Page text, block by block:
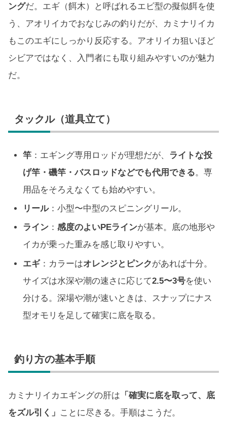
ングだ。エギ（餌木）と呼ばれるエビ型の擬似餌を使
う、アオリイカでおなじみの釣りだが、カミナリイカ
もこのエギにしっかり反応する。アオリイカ狙いほど
シビアではなく、入門者にも取り組みやすいのが魅力
だ。
タックル（道具立て）
竿 ：エギング専用ロッドが理想だが、 ライトな投
げ竿・磯竿・バスロッドなどでも代用できる。専
用品をそろえなくても始めやすい。
リール：小型〜中型のスピニングリール。
ライン ：感度のよいPEラインが基本。底の地形や
イカが乗った重みを感じ取りやすい。
エギ：カラーはオレンジとピンクがあれば十分。
サイズは水深や潮の速さに応じて2.5〜3号を使い
分ける。深場や潮が速いときは、スナップにナス
型オモリを足して確実に底を取る。
釣り方の基本手順
カミナリイカエギングの肝は 「確実に底を取って、底
をズル引く」 ことに尽きる。手順はこうだ。